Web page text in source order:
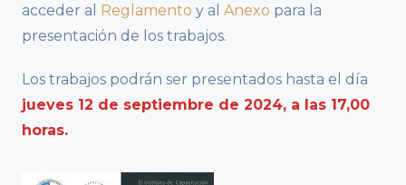
acceder al Reglamento y al Anexo para la
presentación de los trabajos.
Los trabajos podrán ser presentados hasta el día
jueves 12 de septiembre de 2024, a las 17,00
horas.